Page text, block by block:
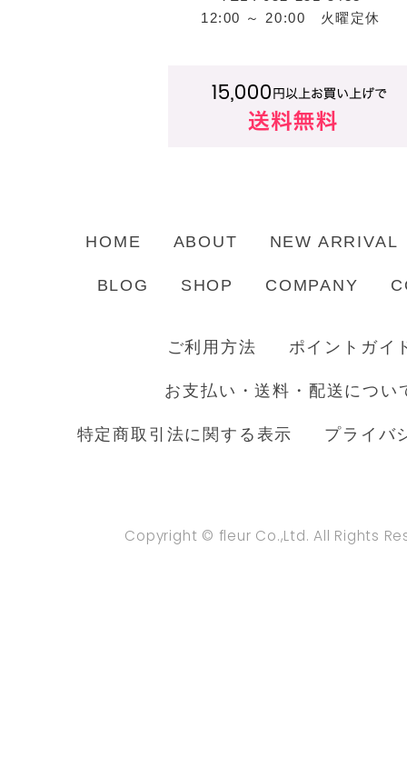
12:00 ～ 20:00 火曜定休
HOME ABOUT NEW ARRIVAL
BLOG SHOP COMPANY
ご利用方法 ポイントガイ
お支払い・送料・配送につい
特定商取引法に関する表示 プライバ
Copyright © fleur Co.,Ltd. All Rights